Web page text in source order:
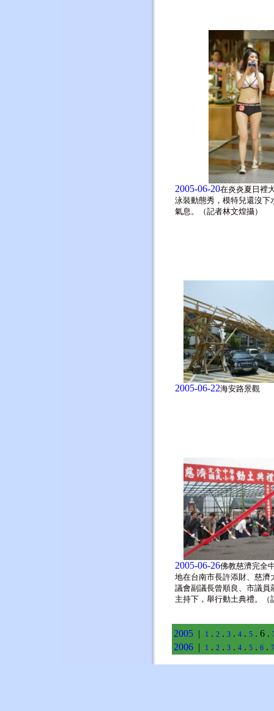
2005-06-20在炎炎夏日裡
泳裝動態秀，模特兒還沒下
氣息。（記者林文煌攝）
2005-06-22海安路景觀
2005-06-26佛教慈濟完全
地在台南市長許添財、慈濟
議會副議長曾順良、市議員
主持下，舉行動土典禮。（
2005 | 1 . 2 . 3 . 4 . 5 . 6 .
2006 | 1 . 2 . 3 . 4 . 5 . 6 . 7